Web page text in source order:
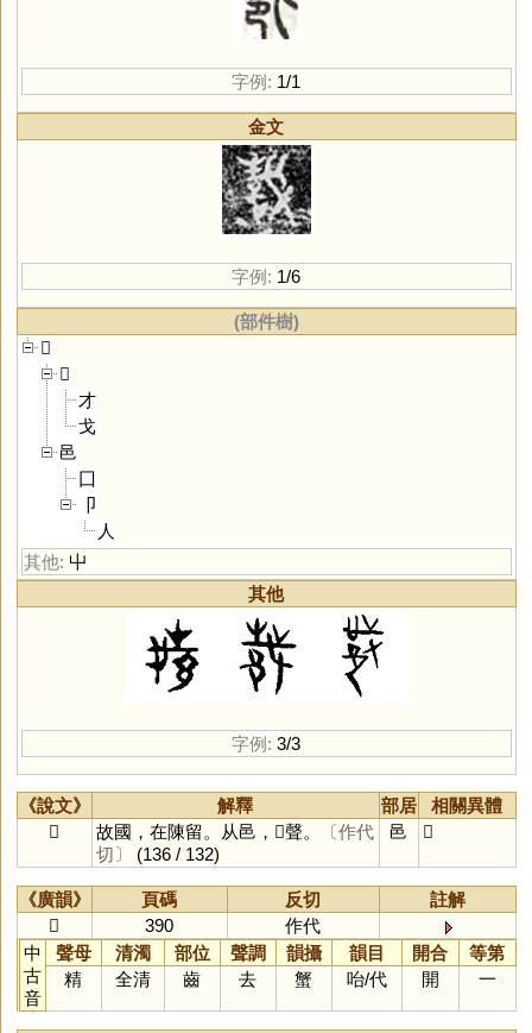
字例: 1/1
金文
字例: 1/6
(部件樹)
𨚵
𢦔
才
戈
邑
囗
卩
人
其他: 屮
其他
字例: 3/3
《說文》 解釋 部居
相關異體
𨚵
故國，在陳留。从邑，𢦒聲。
〔作代
切〕
(136 / 132)
邑 𨛚
《廣韻》 頁碼 反切
註解
𨚵
390
作代
中
古
音
聲母 清濁 部位 聲調 韻攝 韻目 開合
等第
精
全清 齒 去 蟹 咍/代 開 一